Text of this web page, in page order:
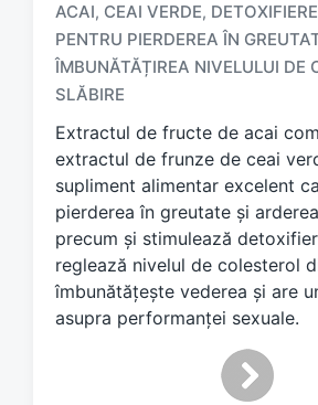
T
a
g
g
d
w
t
h
ACAI, CEAI VERDE, DETOXIFIERE
PENTRU PIERDEREA ÎN
ÎMBUNĂTĂȚIREA NIVELULUI DE
SLĂBIRE
Extractul de fructe de acai
extractul de frunze de ceai
supliment alimentar excelent
pierderea în greutate și
precum și stimulează
reglează nivelul de colesterol
îmbunătățește vederea și are
asupra performanței sexuale.